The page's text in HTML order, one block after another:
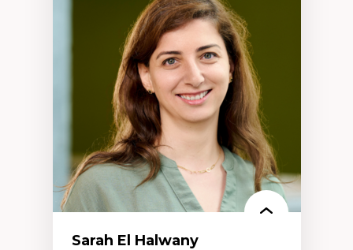
Pédagogies critiques et justice sociale
Éthique relationnelle et sollicitude en
éducation
Décolonisation et autochtonisation de la
formation à l’enseignement
Littératie et didactique du français
Éducation inclusive
Formation à l’enseignement en contexte
francophone minoritaire
Identité linguistique et culturelle
Recherche-action et approches
participatives
Leadership éducatif et pratiques réflexives
Éducation durable et bien-être en
enseignement
Sarah El Halwany